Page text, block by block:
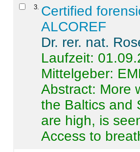
3 Certified
ALCOREF
Dr. rer. nat.
Laufzeit:
Mittelgeber:
Abstract: More
the Baltics and
are high, is
Access to